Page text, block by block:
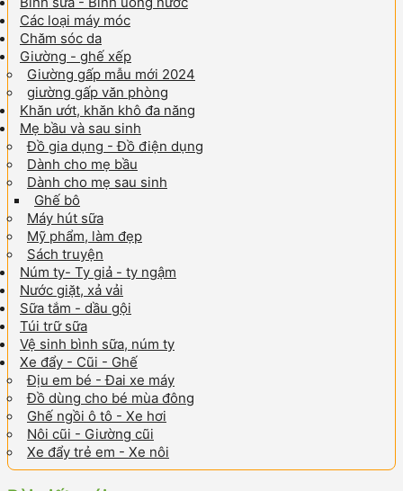
Các loại máy móc
Chăm sóc da
Giường - ghế xếp
Giường gấp mẫu mới 2024
giường gấp văn phòng
Khăn ướt, khăn khô đa năng
Mẹ bầu và sau sinh
Đồ gia dụng - Đồ điện dụng
Dành cho mẹ bầu
Dành cho mẹ sau sinh
Ghế bô
Máy hút sữa
Mỹ phẩm, làm đẹp
Sách truyện
Núm ty- Ty giả - ty ngậm
Nước giặt, xả vải
Sữa tắm - dầu gội
Túi trữ sữa
Vệ sinh bình sữa, núm ty
Xe đẩy - Cũi - Ghế
Địu em bé - Đai xe máy
Đồ dùng cho bé mùa đông
Ghế ngồi ô tô - Xe hơi
Nôi cũi - Giường cũi
Xe đẩy trẻ em - Xe nôi